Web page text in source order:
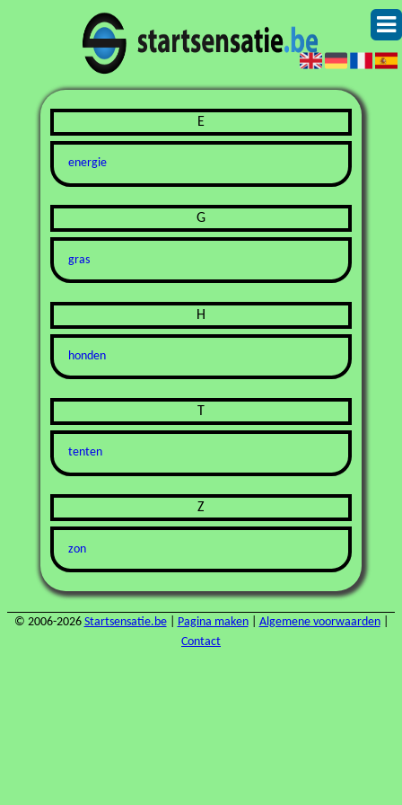
E
energie
G
gras
H
honden
T
tenten
Z
zon
© 2006-2026 Startsensatie.be| Pagina maken| Algemene voorwaarden|
Contact